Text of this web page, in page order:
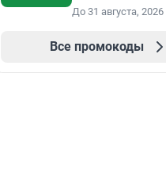
До 31 августа, 2026
Все промокоды